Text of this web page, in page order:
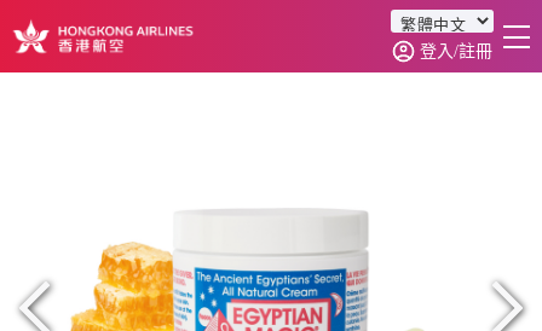
登入/註冊